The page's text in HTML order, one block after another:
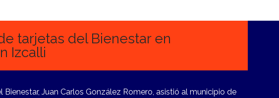
Noticias
Contacto
tarjetas del Bienestar en
Izcalli
Bienestar, Juan Carlos González Romero, asistió al municipio de